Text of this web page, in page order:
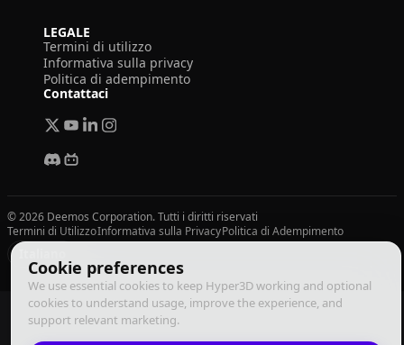
Cookie preferences
We use essential cookies to keep Hyper3D working and optional
cookies to understand usage, improve the experience, and
support relevant marketing.
LEGALE
Termini di utilizzo
Informativa sulla privacy
Politica di adempimento
Contattaci
© 2026 Deemos Corporation. Tutti i diritti riservati
Termini di UtilizzoInformativa sulla PrivacyPolitica di Adempimento